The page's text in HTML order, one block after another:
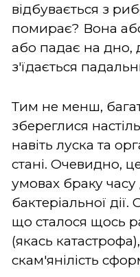
відбувається з
помирає? Вона
або падає на дно,
з'їдається
Тим не менш,
збереглися
навіть луска та
стані. Очевидно,
умовах браку
бактеріальної
що сталося щось
(якась
скам'янілість